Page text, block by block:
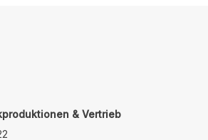
werden& Vertrieb